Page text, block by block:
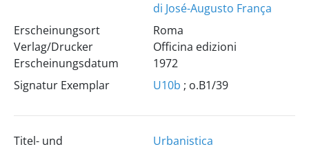
di José-Augusto França
Erscheinungsort
Verlag/Drucker
Erscheinungsdatum
Roma
Officina edizioni
1972
Signatur Exemplar
U10b ; o.B1/39
Titel- und
Urbanistica